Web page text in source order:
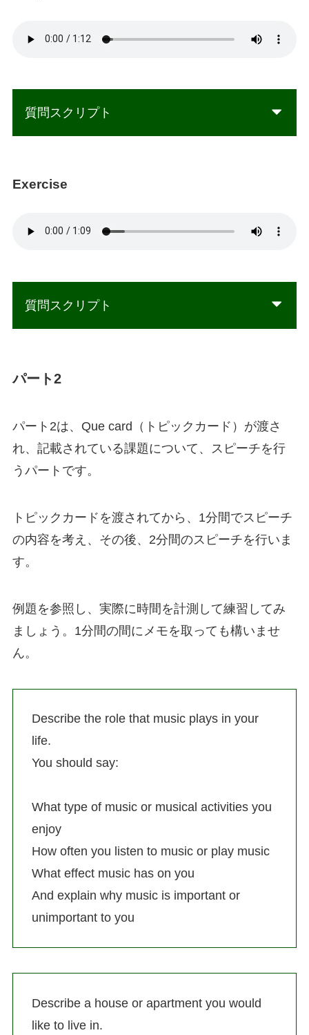
質問スクリプト
Exercise
質問スクリプト
パート2
パート2は、Que card（トピックカード）が渡さ
れ、記載されている課題について、スピーチを行
うパートです。
トピックカードを渡されてから、1分間でスピーチ
の内容を考え、その後、2分間のスピーチを行いま
す。
例題を参照し、実際に時間を計測して練習してみ
ましょう。1分間の間にメモを取っても構いませ
ん。
Describe the role that music plays in your
life.
You should say:
What type of music or musical activities you
enjoy
How often you listen to music or play music
What effect music has on you
And explain why music is important or
unimportant to you
Describe a house or apartment you would
like to live in.